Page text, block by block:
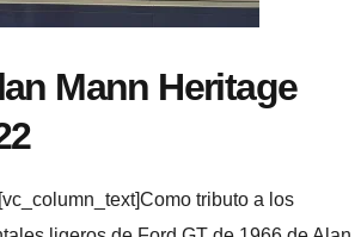
Mann Heritage
tributo a los